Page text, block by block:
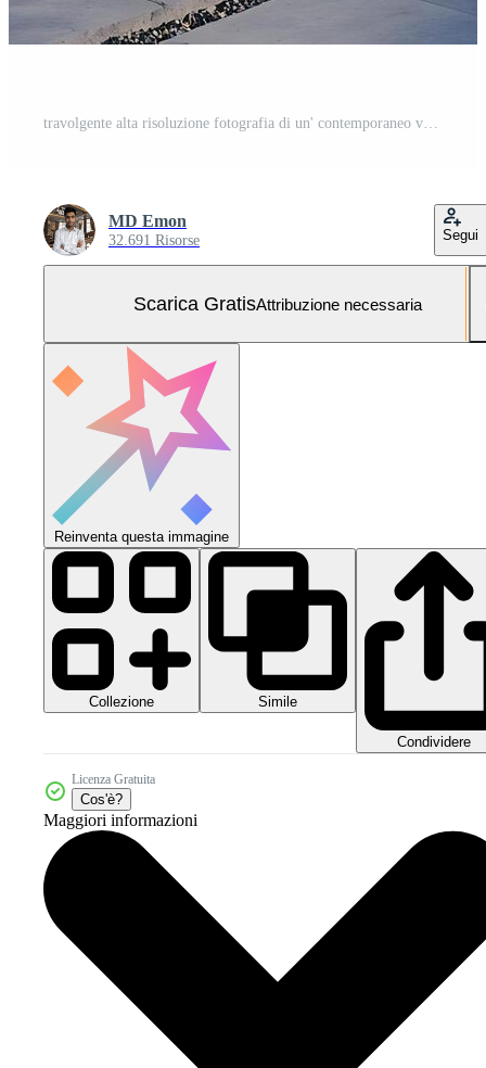
travolgente alta risoluzione fotografia di un' contemporaneo vero tenuta proprietà con grassetto design Foto Gratuita
MD Emon
32.691 Risorse Segui
Scarica GratisAttribuzione necessaria
Reinventa questa immagine
Collezione Simile
Condividere
Licenza Gratuita
Cos'è?
Maggiori informazioni